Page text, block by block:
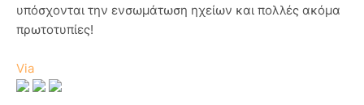
υπόσχονται την ενσωμάτωση ηχείων και πολλές ακόμα
πρωτοτυπίες!
Via